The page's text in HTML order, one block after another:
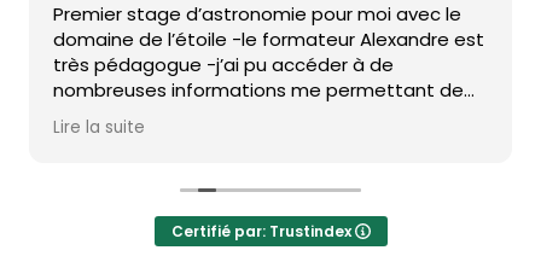
Premier stage d’astronomie pour moi avec le
domaine de l’étoile -le formateur Alexandre est
très pédagogue -j’ai pu accéder à de
nombreuses informations me permettant de
regarder le ciel avec de nouvelles
connaissances -je sais où chercher… me diriger
télescope …je suis vraiment ravie de ce stage
qui s’est déroulé dans une bonne ambiance -le
programme est complet et accessible -je hâte
Lire la suite
Certifié par: Trustindex